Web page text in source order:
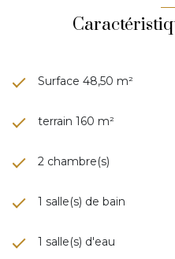
Surface 48,50 m²
terrain 160 m²
2 chambre(s)
1 salle(s) de bain
1 salle(s) d'eau